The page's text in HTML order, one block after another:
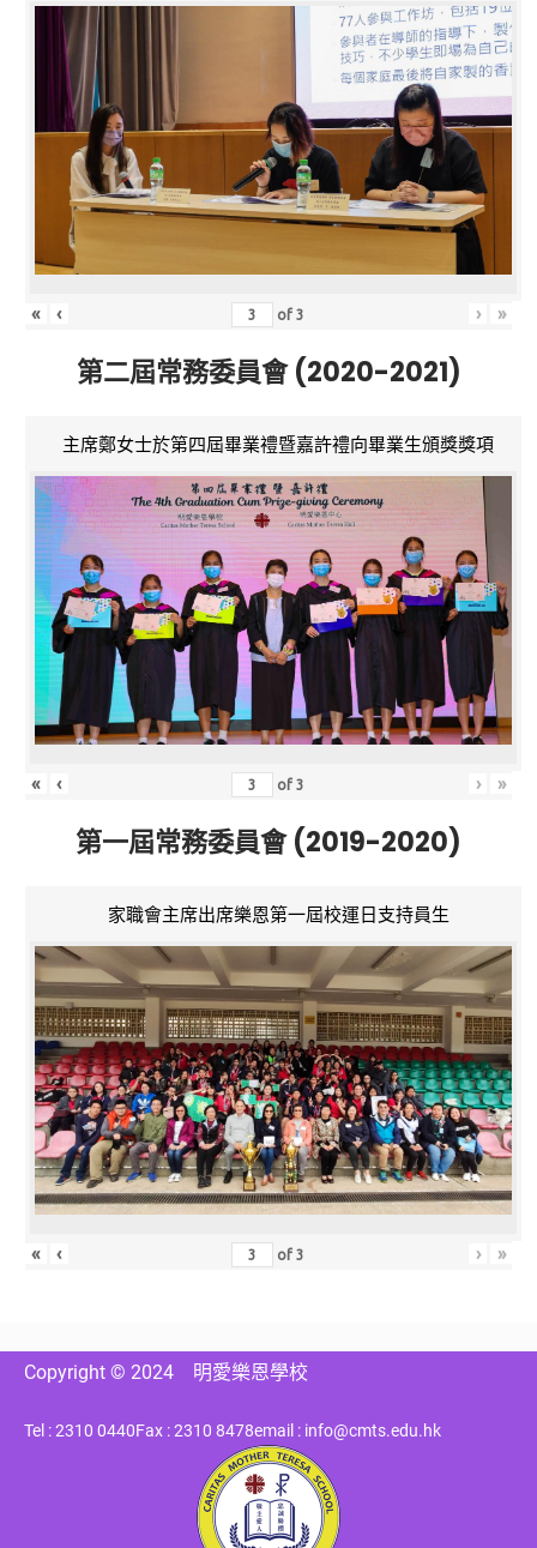
« ‹ of3 › »
第二屆常務委員會 (2020-2021)
主席鄭女士於第四屆畢業禮暨嘉許禮向畢業生頒獎獎項
« ‹ of3 › »
第一屆常務委員會 (2019-2020)
家職會主席出席樂恩第一屆校運日支持員生
« ‹ of3 › »
Copyright © 2024 明愛樂恩學校
Tel : 2310 0440Fax : 2310 8478email : info@cmts.edu.hk